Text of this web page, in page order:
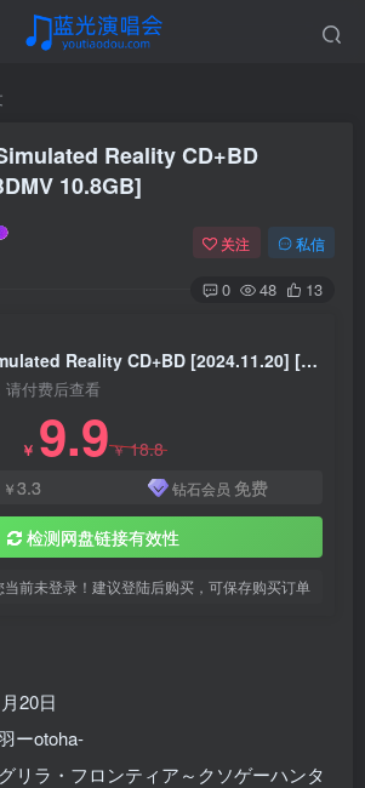
Reality CD+BD
10.8GB]
关注 私信
0 48 13
音羽-otoha- – Simulated Reality CD+BD [2024.11.20] [BDMV 10.8GB]
请付费后查看
￥ 9.9￥18.8
￥3.3 钻石会员 免费
检测网盘链接有效性
当前未登录！建议登陆后购买，可保存购买订单
20日
ーotoha-
リラ・フロンティア～クソゲーハンタ